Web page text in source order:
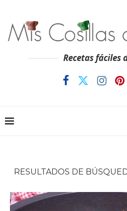
Recetas fáciles
RESULTADOS DE